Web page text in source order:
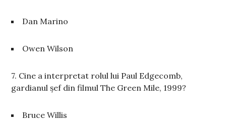
Dan Marino
Owen Wilson
7. Cine a interpretat rolul lui Paul Edgecomb,
gardianul șef din filmul The Green Mile, 1999?
Bruce Willis